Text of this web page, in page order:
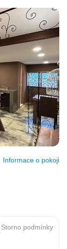
Informace o pokoji
Storno podmínky